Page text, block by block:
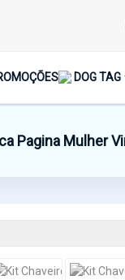
DOG TAG
Pagina Mulher